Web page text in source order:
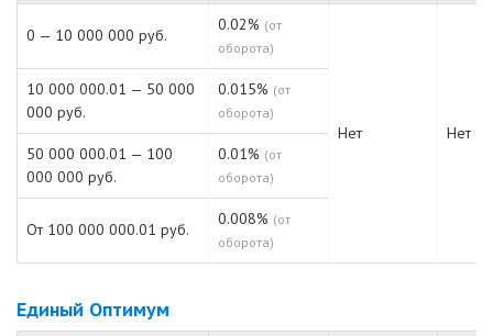
0 — 10 000 000 руб.
0.02% (от
оборота)
Нет Нет
10 000 000.01 — 50 000
000 руб.
0.015% (от
оборота)
50 000 000.01 — 100
000 000 руб.
0.01% (от
оборота)
От 100 000 000.01 руб.
0.008% (от
оборота)
Единый Оптимум